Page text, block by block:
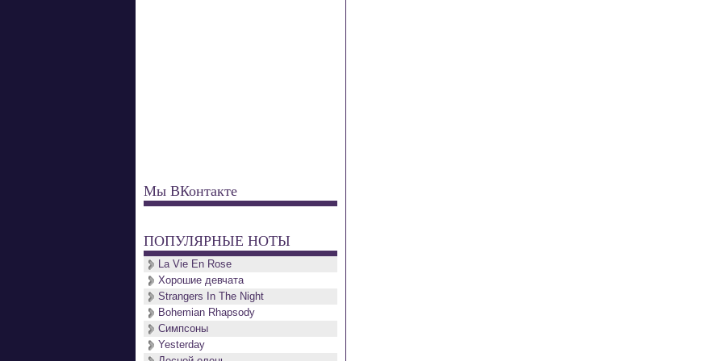
Мы ВКонтакте
ПОПУЛЯРНЫЕ НОТЫ
La Vie En Rose
Хорошие девчата
Strangers In The Night
Bohemian Rhapsody
Симпсоны
Yesterday